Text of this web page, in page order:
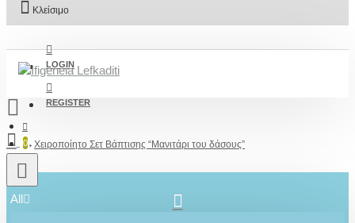
Κλείσιμο
LOGIN
REGISTER
0
All
Χειροποίητο Σετ Βάπτισης “Μανιτάρι του δάσους”